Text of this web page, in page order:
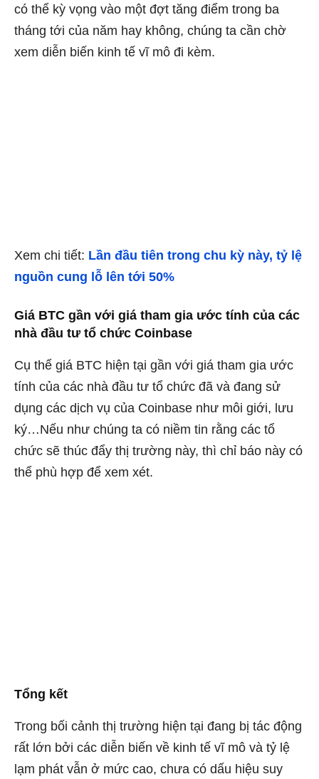
có thể kỳ vọng vào một đợt tăng điểm trong ba
tháng tới của năm hay không, chúng ta cần chờ
xem diễn biến kinh tế vĩ mô đi kèm.
Xem chi tiết: Lần đầu tiên trong chu kỳ này, tỷ lệ
nguồn cung lỗ lên tới 50%
Giá BTC gần với giá tham gia ước tính của các
nhà đầu tư tổ chức Coinbase
Cụ thể giá BTC hiện tại gần với giá tham gia ước
tính của các nhà đầu tư tổ chức đã và đang sử
dụng các dịch vụ của Coinbase như môi giới, lưu
ký…Nếu như chúng ta có niềm tin rằng các tổ
chức sẽ thúc đẩy thị trường này, thì chỉ báo này có
thể phù hợp để xem xét.
Tổng kết
Trong bối cảnh thị trường hiện tại đang bị tác động
rất lớn bởi các diễn biến về kinh tế vĩ mô và tỷ lệ
lạm phát vẫn ở mức cao, chưa có dấu hiệu suy